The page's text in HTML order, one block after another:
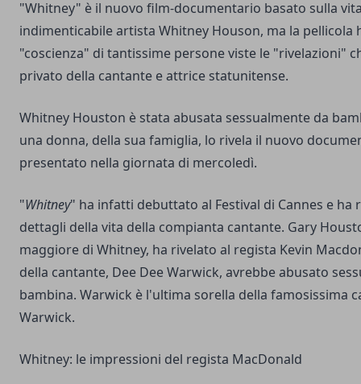
"Whitney" è il nuovo film-documentario basato sulla
indimenticabile artista Whitney Houson, ma la pellicola
"coscienza" di tantissime persone viste le "rivelazioni"
privato della cantante e attrice statunitense.
Whitney Houston è stata abusata sessualmente da
una donna, della sua famiglia, lo rivela il nuovo
presentato nella giornata di mercoledì.
"Whitney" ha infatti debuttato al Festival di Cannes e ha
dettagli della vita della compianta cantante. Gary
maggiore di Whitney, ha rivelato al regista Kevin
della cantante, Dee Dee Warwick, avrebbe abusato
bambina. Warwick è l'ultima sorella della famosissima
Warwick.
Whitney: le impressioni del regista MacDonald